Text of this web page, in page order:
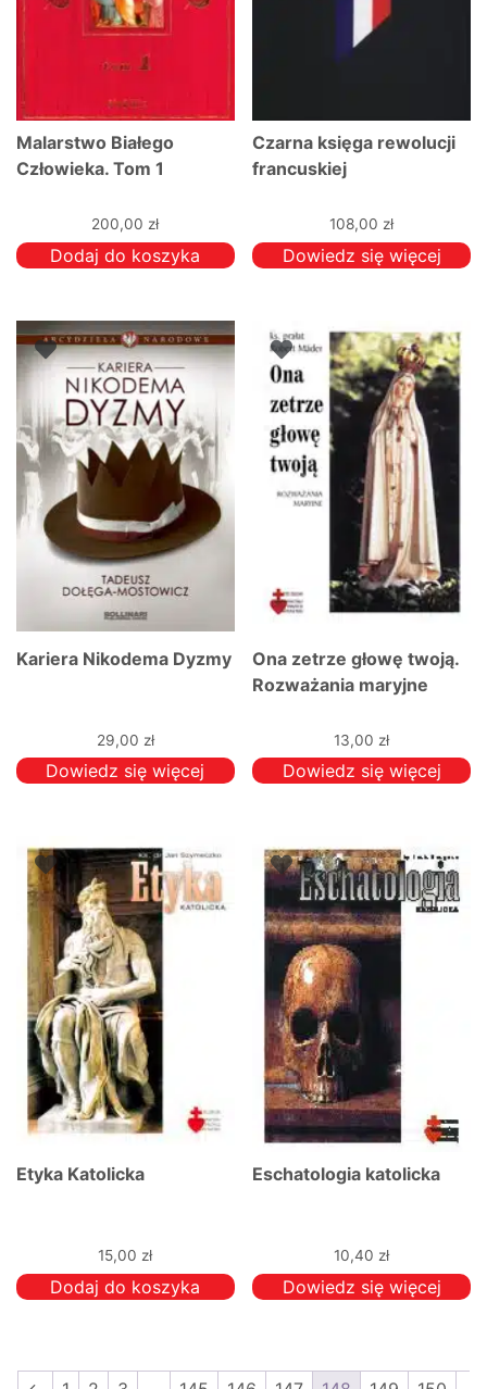
Malarstwo Białego
Człowieka. Tom 1
200,00 zł
Dodaj do koszyka
Czarna księga rewolucji
francuskiej
108,00 zł
Dowiedz się więcej
Kariera Nikodema Dyzmy
29,00 zł
Dowiedz się więcej
Ona zetrze głowę twoją.
Rozważania maryjne
13,00 zł
Dowiedz się więcej
Etyka Katolicka
15,00 zł
Dodaj do koszyka
Eschatologia katolicka
10,40 zł
Dowiedz się więcej